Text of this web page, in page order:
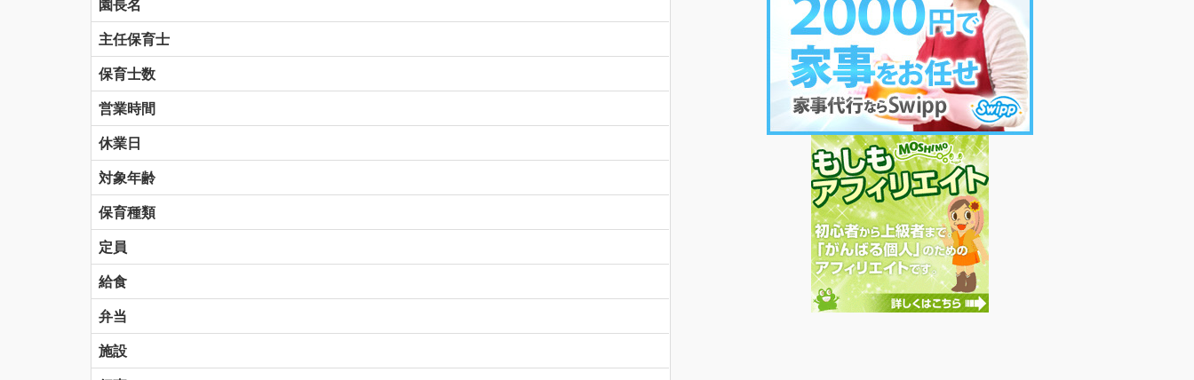
園長名
主任保育士
保育士数
営業時間
休業日
対象年齢
保育種類
定員
給食
弁当
施設